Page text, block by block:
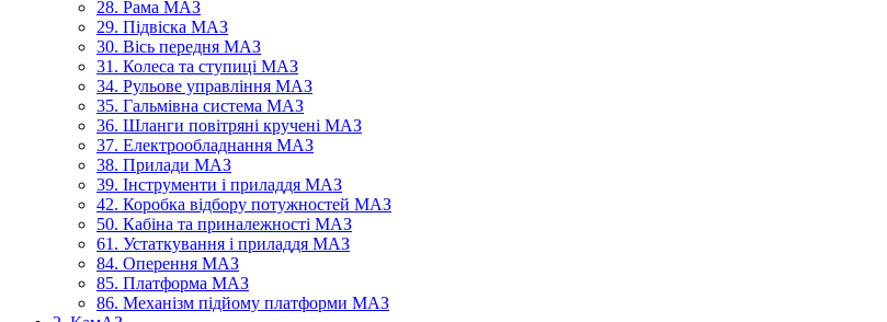
28. Рама МАЗ
29. Підвіска МАЗ
30. Вісь передня МАЗ
31. Колеса та ступиці МАЗ
34. Рульове управління МАЗ
35. Гальмівна система МАЗ
36. Шланги повітряні кручені МАЗ
37. Електрообладнання МАЗ
38. Прилади МАЗ
39. Інструменти і приладдя МАЗ
42. Коробка відбору потужностей МАЗ
50. Кабіна та приналежності МАЗ
61. Устаткування і приладдя МАЗ
84. Оперення МАЗ
85. Платформа МАЗ
86. Механізм підйому платформи МАЗ